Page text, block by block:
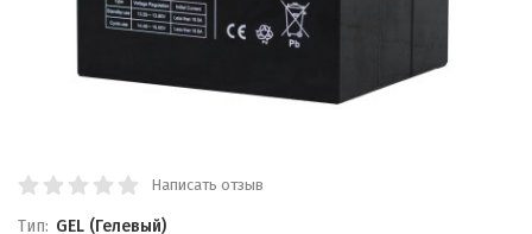
Написать отзыв
Тип: GEL (Гелевый)